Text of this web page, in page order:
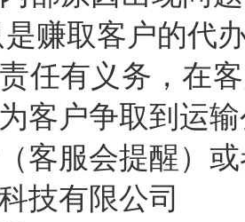
赚取客户的代
任有义务，在
客户争取到运
客服会提醒）
技有限公司